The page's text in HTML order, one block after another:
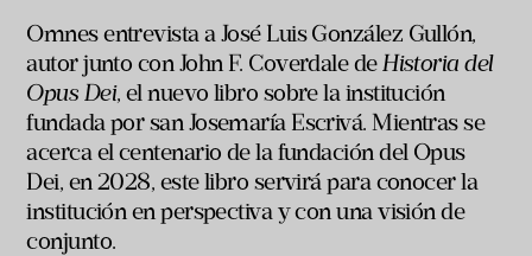
Omnes entrevista a José Luis González Gullón,
autor junto con John F. Coverdale de Historia del
Opus Dei, el nuevo libro sobre la institución
fundada por san Josemaría Escrivá. Mientras se
acerca el centenario de la fundación del Opus
Dei, en 2028, este libro servirá para conocer la
institución en perspectiva y con una visión de
conjunto.